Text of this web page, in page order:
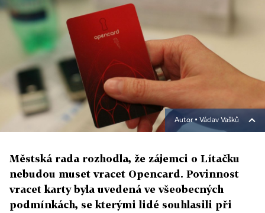
Autor ▪ Václav Vašků
Městská rada rozhodla, že zájemci o Lítačku
nebudou muset vracet Opencard. Povinnost
vracet karty byla uvedená ve všeobecných
podmínkách, se kterými lidé souhlasili při